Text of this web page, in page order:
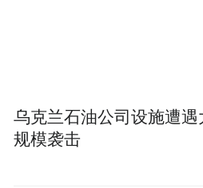
写”。
乌克兰石油公司设施遭遇
规模袭击